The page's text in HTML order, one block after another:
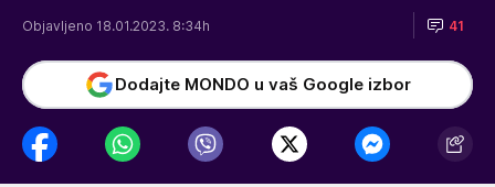
Objavljeno 18.01.2023. 8:34h 41
Dodajte MONDO u vaš Google izbor